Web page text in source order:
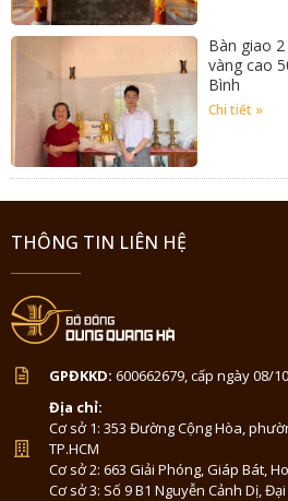
Bàn giao
vàng cao
Bình
Chi tiết »
THÔNG TIN LIÊN HỆ
GPĐKKD: 600662679, cấp ngày 08/
Địa chỉ:
Cơ sở 1: 353 Đường Cộng Hòa,
TP.HCM
Cơ sở 2: 663 Giải Phóng, Giáp Bát,
Cơ sở 3: Số 9 B1 Nguyễn Cảnh Dị,